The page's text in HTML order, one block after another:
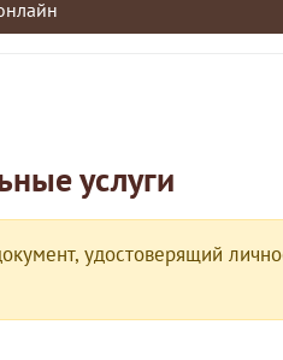
услуги
удостоверящий